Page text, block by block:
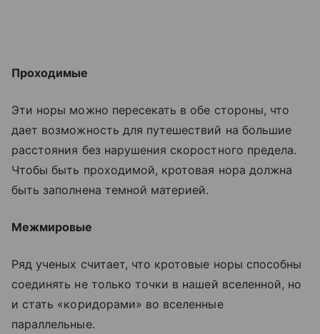
Проходимые
Эти норы можно пересекать в обе стороны, что
дает возможность для путешествий на большие
расстояния без нарушения скоростного предела.
Чтобы быть проходимой, кротовая нора должна
быть заполнена темной материей.
Межмировые
Ряд ученых считает, что кротовые норы способны
соединять не только точки в нашей вселенной, но
и стать «коридорами» во вселенные
параллельные.